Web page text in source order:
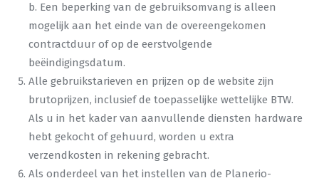
b. Een beperking van de gebruiksomvang is alleen
mogelijk aan het einde van de overeengekomen
contractduur of op de eerstvolgende
beëindigingsdatum.
Alle gebruikstarieven en prijzen op de website zijn
brutoprijzen, inclusief de toepasselijke wettelijke BTW.
Als u in het kader van aanvullende diensten hardware
hebt gekocht of gehuurd, worden u extra
verzendkosten in rekening gebracht.
Als onderdeel van het instellen van de Planerio-